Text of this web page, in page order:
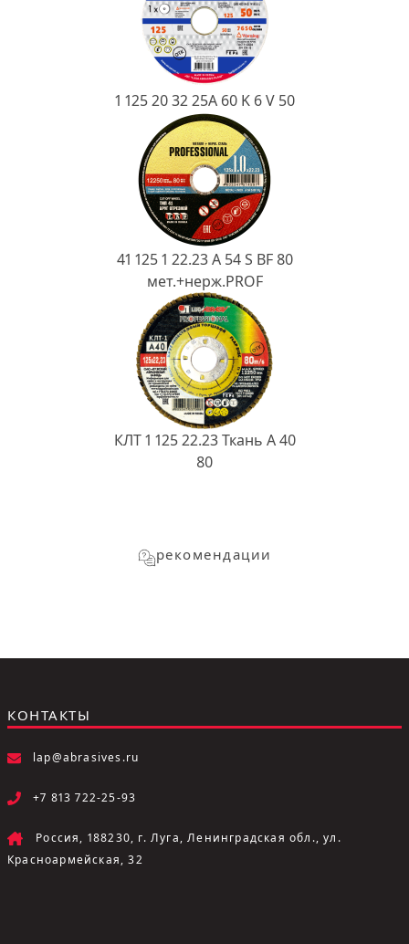
1 125 20 32 25А 60 K 6 V 50
41 125 1 22.23 A 54 S BF 80
мет.+нерж.PROF
КЛТ 1 125 22.23 Ткань A 40
80
рекомендации
КОНТАКТЫ
lap@abrasives.ru
+7 813 722-25-93
Россия, 188230, г. Луга, Ленинградская обл., ул.
Красноармейская, 32